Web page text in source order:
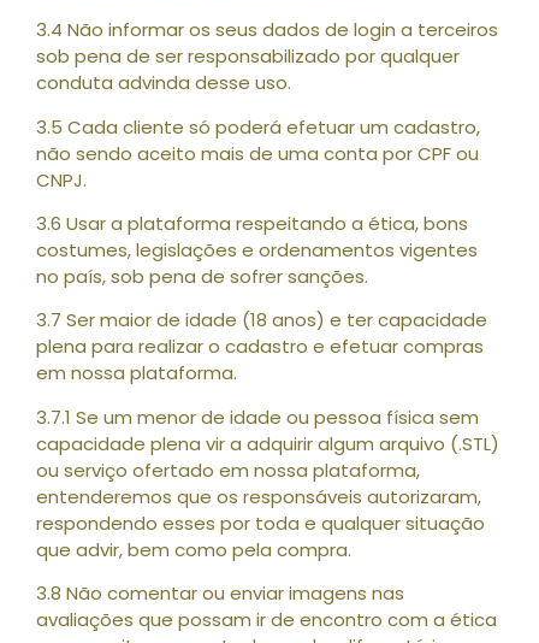
3.4 Não informar os seus dados de login a terceiros
sob pena de ser responsabilizado por qualquer
conduta advinda desse uso.
3.5 Cada cliente só poderá efetuar um cadastro,
não sendo aceito mais de uma conta por CPF ou
CNPJ.
3.6 Usar a plataforma respeitando a ética, bons
costumes, legislações e ordenamentos vigentes
no país, sob pena de sofrer sanções.
3.7 Ser maior de idade (18 anos) e ter capacidade
plena para realizar o cadastro e efetuar compras
em nossa plataforma.
3.7.1 Se um menor de idade ou pessoa física sem
capacidade plena vir a adquirir algum arquivo (.STL)
ou serviço ofertado em nossa plataforma,
entenderemos que os responsáveis autorizaram,
respondendo esses por toda e qualquer situação
que advir, bem como pela compra.
3.8 Não comentar ou enviar imagens nas
avaliações que possam ir de encontro com a ética